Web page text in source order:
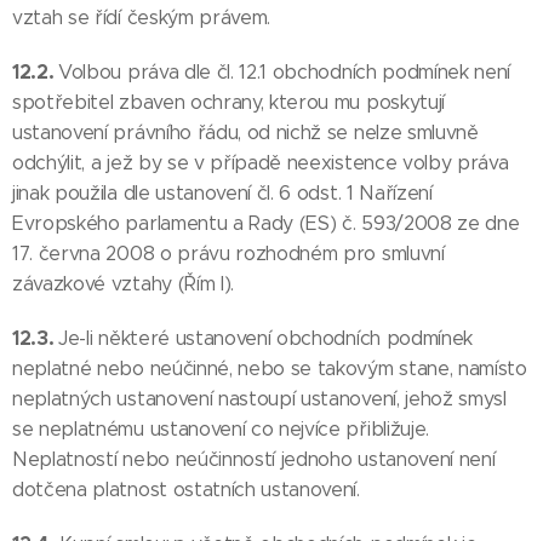
vztah se řídí českým právem.
12.2.Volbou práva dle čl. 12.1 obchodních podmínek není
spotřebitel zbaven ochrany, kterou mu poskytují
ustanovení právního řádu, od nichž se nelze smluvně
odchýlit, a jež by se v případě neexistence volby práva
jinak použila dle ustanovení čl. 6 odst. 1 Nařízení
Evropského parlamentu a Rady (ES) č. 593/2008 ze dne
17. června 2008 o právu rozhodném pro smluvní
závazkové vztahy (Řím I).
12.3.Je-li některé ustanovení obchodních podmínek
neplatné nebo neúčinné, nebo se takovým stane, namísto
neplatných ustanovení nastoupí ustanovení, jehož smysl
se neplatnému ustanovení co nejvíce přibližuje.
Neplatností nebo neúčinností jednoho ustanovení není
dotčena platnost ostatních ustanovení.